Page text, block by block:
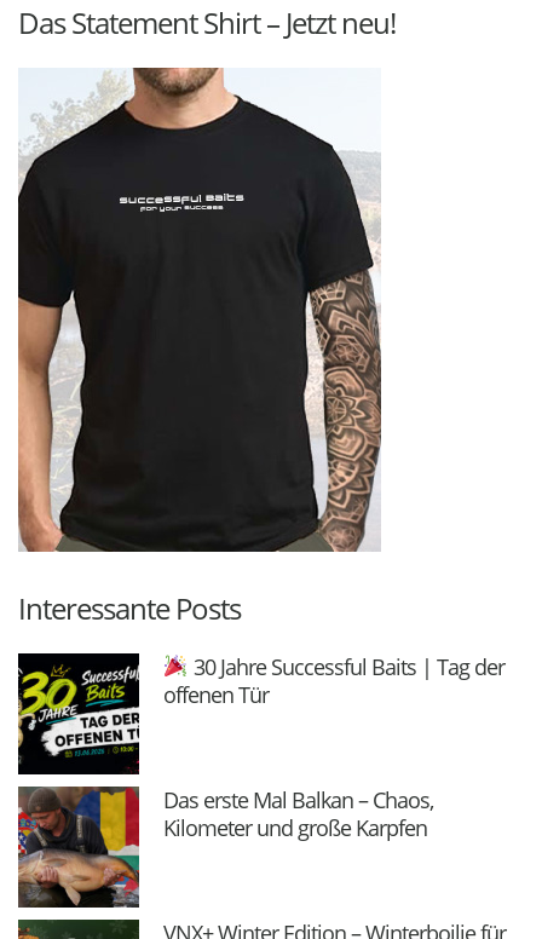
Das Statement Shirt – Jetzt neu!
Interessante Posts
30 Jahre Successful Baits | Tag der
offenen Tür
Das erste Mal Balkan – Chaos,
Kilometer und große Karpfen
VNX+ Winter Edition – Winterboilie für